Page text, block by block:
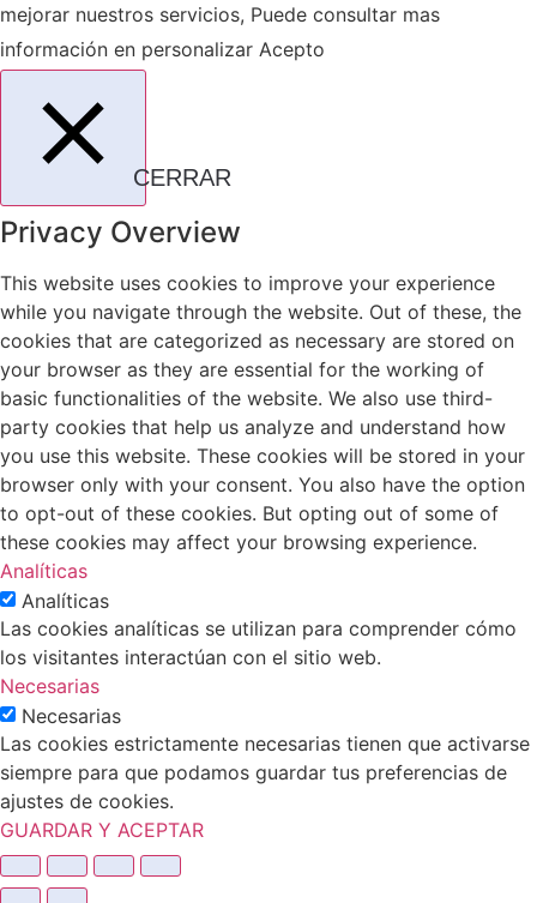
mejorar nuestros servicios, Puede consultar mas
información en personalizar Acepto
CERRAR
Privacy Overview
This website uses cookies to improve your experience
while you navigate through the website. Out of these, the
cookies that are categorized as necessary are stored on
your browser as they are essential for the working of
basic functionalities of the website. We also use third-
party cookies that help us analyze and understand how
you use this website. These cookies will be stored in your
browser only with your consent. You also have the option
to opt-out of these cookies. But opting out of some of
these cookies may affect your browsing experience.
Analíticas
Analíticas
Las cookies analíticas se utilizan para comprender cómo
los visitantes interactúan con el sitio web.
Necesarias
Necesarias
Las cookies estrictamente necesarias tienen que activarse
siempre para que podamos guardar tus preferencias de
ajustes de cookies.
GUARDAR Y ACEPTAR